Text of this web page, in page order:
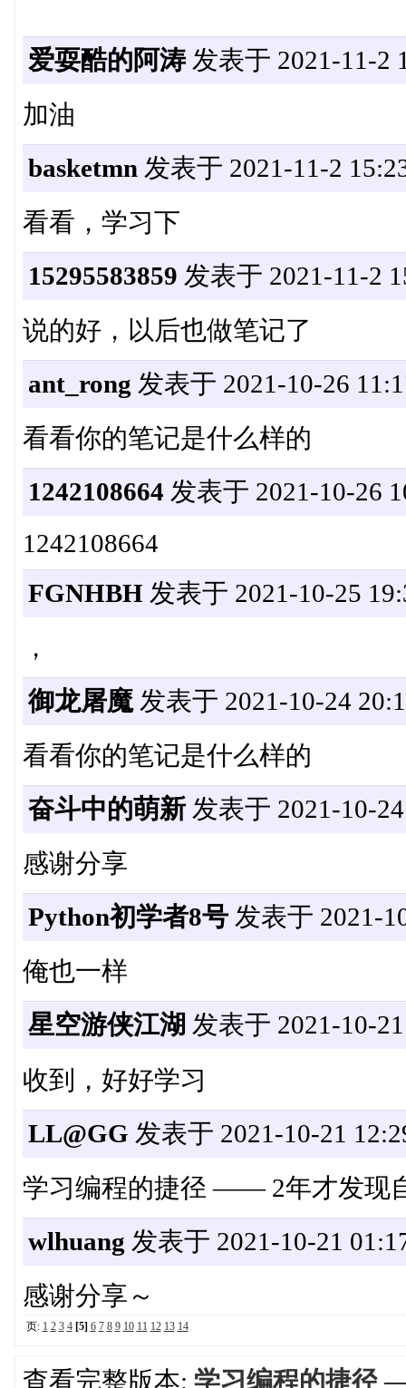
爱耍酷的阿涛发表于 2021-11-2
加油
basketmn 发表于 2021-11-2
看看，学习下
15295583859 发表于 2021-11-2
说的好，以后也做笔记了
ant_rong 发表于 2021-10-26
看看你的笔记是什么样的
1242108664 发表于 2021-10-26
1242108664
FGNHBH 发表于 2021-10-25
，
御龙屠魔发表于 2021-10-24
看看你的笔记是什么样的
奋斗中的萌新发表于 2021-10-
感谢分享
Python初学者8号发表于 2021-
俺也一样
星空游侠江湖 发表于 2021-10-
收到，好好学习
LL@GG 发表于 2021-10-21
学习编程的捷径 —— 2年才发现
wlhuang 发表于 2021-10-21
感谢分享～
页: 1 2 3 4 [5] 6 7 8 9 10 11 12 13 14
查看完整版本: 学习编程的捷径